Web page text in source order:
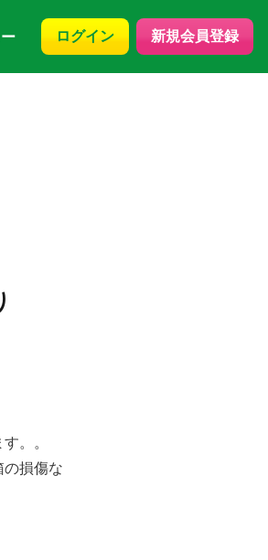
ログイン 新規会員登録
。。
損傷な